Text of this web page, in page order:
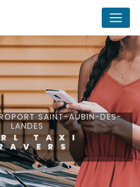
SAINT-AUBIN-DES-
LANDES
TAXI